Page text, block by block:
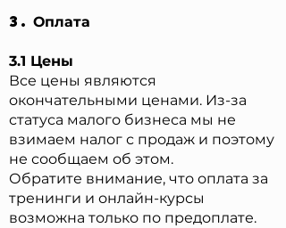
3. Оплата
3.1 Цены
Все цены являются
окончательными ценами. Из-за
статуса малого бизнеса мы не
взимаем налог с продаж и поэтому
не сообщаем об этом.
Обратите внимание, что оплата за
тренинги и онлайн-курсы
возможна только по предоплате.